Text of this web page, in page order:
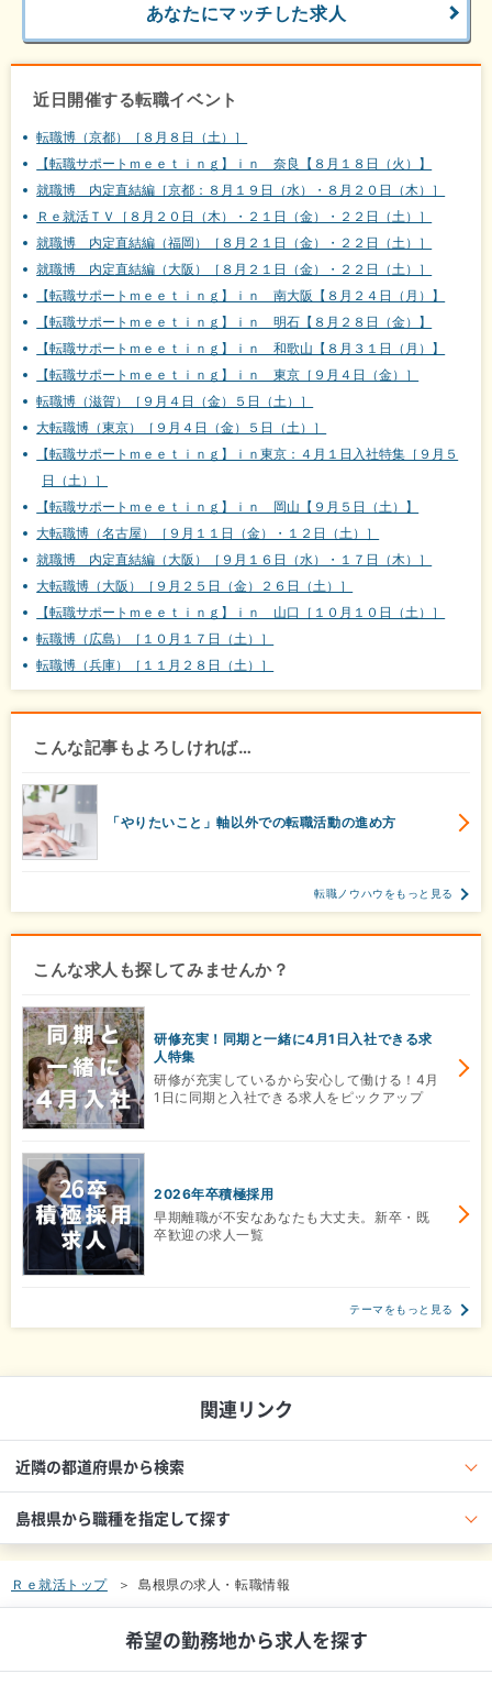
あなたにマッチした求人
近日開催する転職イベント
転職博（京都）［８月８日（土）］
【転職サポートｍｅｅｔｉｎｇ】ｉｎ 奈良【８月１８日（火）】
就職博 内定直結編［京都：８月１９日（水）・８月２０日（木）］
Ｒｅ就活ＴＶ［８月２０日（木）・２１日（金）・２２日（土）］
就職博 内定直結編（福岡）［８月２１日（金）・２２日（土）］
就職博 内定直結編（大阪）［８月２１日（金）・２２日（土）］
【転職サポートｍｅｅｔｉｎｇ】ｉｎ 南大阪【８月２４日（月）】
【転職サポートｍｅｅｔｉｎｇ】ｉｎ 明石【８月２８日（金）】
【転職サポートｍｅｅｔｉｎｇ】ｉｎ 和歌山【８月３１日（月）】
【転職サポートｍｅｅｔｉｎｇ】ｉｎ 東京［９月４日（金）］
転職博（滋賀）［９月４日（金）５日（土）］
大転職博（東京）［９月４日（金）５日（土）］
【転職サポートｍｅｅｔｉｎｇ】ｉｎ東京：４月１日入社特集［９月５
日（土）］
【転職サポートｍｅｅｔｉｎｇ】ｉｎ 岡山【９月５日（土）】
大転職博（名古屋）［９月１１日（金）・１２日（土）］
就職博 内定直結編（大阪）［９月１６日（水）・１７日（木）］
大転職博（大阪）［９月２５日（金）２６日（土）］
【転職サポートｍｅｅｔｉｎｇ】ｉｎ 山口［１０月１０日（土）］
転職博（広島）［１０月１７日（土）］
転職博（兵庫）［１１月２８日（土）］
こんな記事もよろしければ…
「やりたいこと」軸以外での転職活動の進め方
転職ノウハウをもっと見る
こんな求人も探してみませんか？
研修充実！同期と一緒に4月1日入社できる求
人特集
研修が充実しているから安心して働ける！4月
1日に同期と入社できる求人をピックアップ
2026年卒積極採用
早期離職が不安なあなたも大丈夫。新卒・既
卒歓迎の求人一覧
テーマをもっと見る
関連リンク
近隣の都道府県から検索
島根県から職種を指定して探す
Ｒｅ就活トップ 島根県の求人・転職情報
希望の勤務地から求人を探す